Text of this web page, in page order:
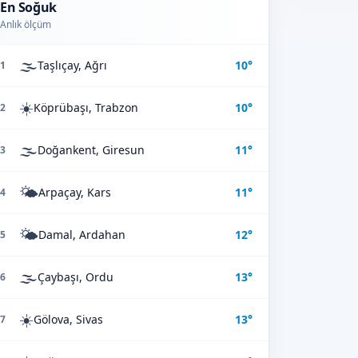
En Soğuk
Anlık ölçüm
1 🌫️Taşlıçay, Ağrı 10°
2 ☀️Köprübaşı, Trabzon 10°
3 🌫️Doğankent, Giresun 11°
4 🌤️Arpaçay, Kars 11°
5 🌤️Damal, Ardahan 12°
6 🌫️Çaybaşı, Ordu 13°
7 ☀️Gölova, Sivas 13°